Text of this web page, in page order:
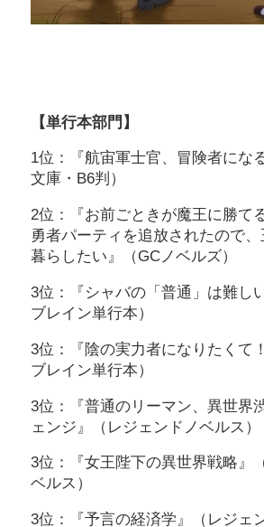
【単行本部門】
1位：『航宙軍士官、冒険者にな
文庫・B6判）
2位：『お前ごときが魔王に勝て
勇者パーティを追放されたので
暮らしたい』（GCノベルズ）
3位：『シャバの「普通」は難し
ブレイン単行本）
3位：『陰の実力者になりたくて
ブレイン単行本）
3位：『普通のリーマン、異世界
ェンジ』（レジェンドノベルス）
3位：『女王陛下の異世界戦略』
ベルス）
3位：『予言の経済学』（レジェ